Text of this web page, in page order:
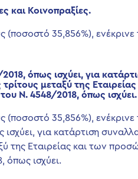
και Κοινοπραξίες.
(ποσοστό 35,856%), ενέκρινε
όπως ισχύει, για
μεταξύ της Εταιρείας
Ν. 4548/2018, όπως ισχύει.
(ποσοστό 35,856%), ενέκρινε
για κατάρτιση
της Εταιρείας και των
ισχύει.